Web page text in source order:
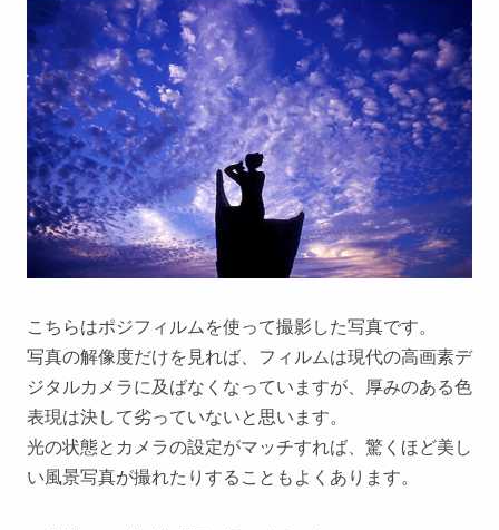
こちらはポジフィルムを使って撮影した写真です。
写真の解像度だけを見れば、フィルムは現代の高画素デ
ジタルカメラに及ばなくなっていますが、厚みのある色
表現は決して劣っていないと思います。
光の状態とカメラの設定がマッチすれば、驚くほど美し
い風景写真が撮れたりすることもよくあります。